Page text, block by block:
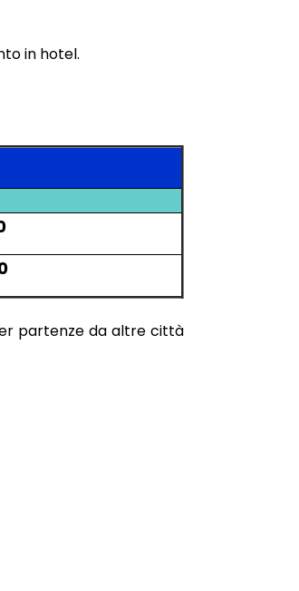
in hotel.
partenze da altre città